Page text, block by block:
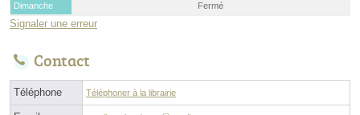
Dimanche
Fermé
Signaler une erreur
Contact
Téléphone Téléphoner à la librairie